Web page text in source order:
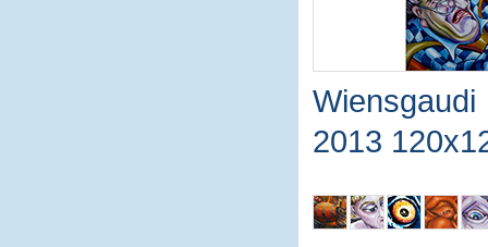
Wiensgaudi
2013